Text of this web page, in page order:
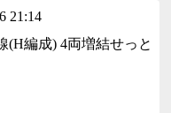
21:14
(H編成) 4両増結せっと